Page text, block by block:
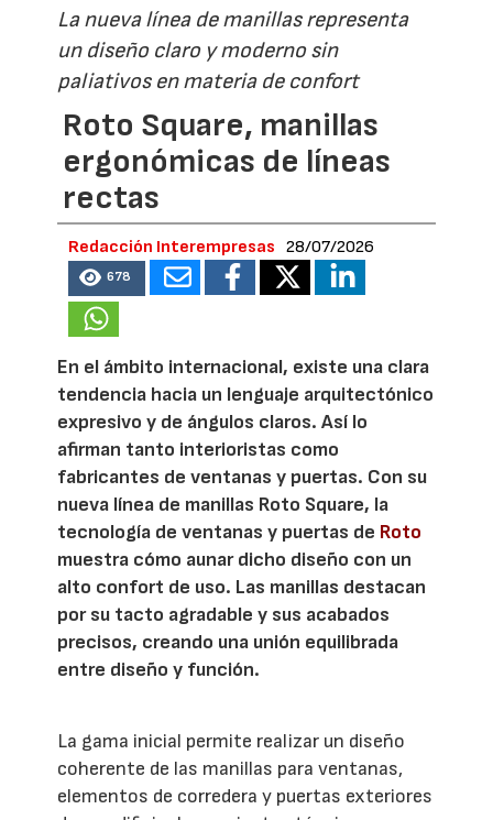
La nueva línea de manillas representa
un diseño claro y moderno sin
paliativos en materia de confort
Roto Square, manillas
ergonómicas de líneas
rectas
Redacción Interempresas 28/07/2026
678
En el ámbito internacional, existe una clara
tendencia hacia un lenguaje arquitectónico
expresivo y de ángulos claros. Así lo
afirman tanto interioristas como
fabricantes de ventanas y puertas. Con su
nueva línea de manillas Roto Square, la
tecnología de ventanas y puertas de Roto
muestra cómo aunar dicho diseño con un
alto confort de uso. Las manillas destacan
por su tacto agradable y sus acabados
precisos, creando una unión equilibrada
entre diseño y función.
La gama inicial permite realizar un diseño
coherente de las manillas para ventanas,
elementos de corredera y puertas exteriores